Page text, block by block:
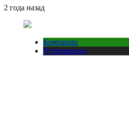
2 года назад
Компании
Публикации